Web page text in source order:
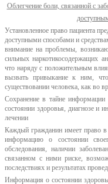
Облегчение боли, связанной с
Установленное право пациента
доступными способами и
внимание на проблемы,
сильных наркотикосодержащих
что наряду с положительным
вызвать привыкание к ним,
существовании человека, как во
Сохранение в тайне
состоянии здоровья, диагнозе и
лечении
Каждый гражданин имеет право
информацию о состоянии
обследования, наличии
связанном с ними риске,
последствиях и результатах
Информация о состоянии